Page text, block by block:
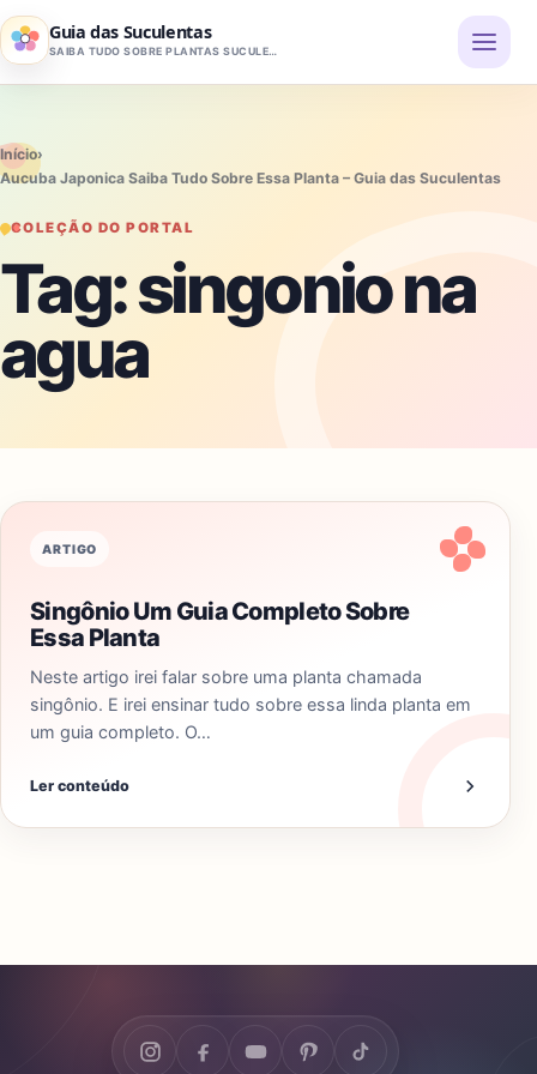
Pular para o conteúdo
Guia das Suculentas
SAIBA TUDO SOBRE PLANTAS SUCULENTAS
Início›
Aucuba Japonica Saiba Tudo Sobre Essa Planta – Guia das Suculentas
COLEÇÃO DO PORTAL
Tag:singonio na
agua
ARTIGO
Singônio Um Guia Completo Sobre
Essa Planta
Neste artigo irei falar sobre uma planta chamada
singônio. E irei ensinar tudo sobre essa linda planta em
um guia completo. O…
Ler conteúdo